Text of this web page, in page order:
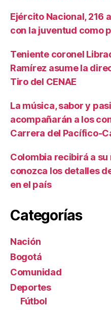
Ejército Nacional, 216
con la juventud como
Teniente coronel
Ramírez asume la
Tiro del CENAE
La música, sabor y
acompañarán a los
Carrera del Pacífico-
Colombia recibirá a
conozca los detalles
en el país
Categorías
Nación
Bogotá
Comunidad
Deportes
Fútbol